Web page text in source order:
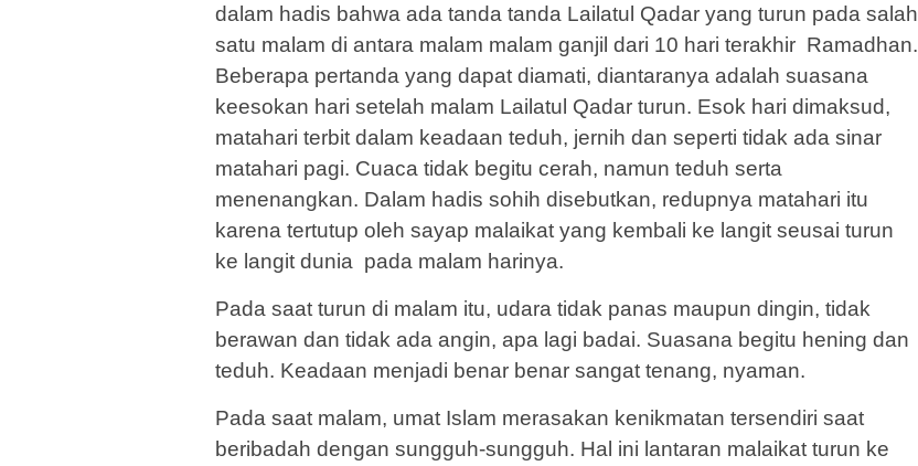
dalam hadis bahwa ada tanda tanda Lailatul Qadar yang turun pada salah
satu malam di antara malam malam ganjil dari 10 hari terakhir Ramadhan.
Beberapa pertanda yang dapat diamati, diantaranya adalah suasana
keesokan hari setelah malam Lailatul Qadar turun. Esok hari dimaksud,
matahari terbit dalam keadaan teduh, jernih dan seperti tidak ada sinar
matahari pagi. Cuaca tidak begitu cerah, namun teduh serta
menenangkan. Dalam hadis sohih disebutkan, redupnya matahari itu
karena tertutup oleh sayap malaikat yang kembali ke langit seusai turun
ke langit dunia pada malam harinya.
Pada saat turun di malam itu, udara tidak panas maupun dingin, tidak
berawan dan tidak ada angin, apa lagi badai. Suasana begitu hening dan
teduh. Keadaan menjadi benar benar sangat tenang, nyaman.
Pada saat malam, umat Islam merasakan kenikmatan tersendiri saat
beribadah dengan sungguh-sungguh. Hal ini lantaran malaikat turun ke